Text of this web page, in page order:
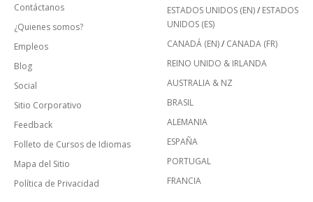
Contáctanos
¿Quienes somos?
Empleos
Blog
Social
Sitio Corporativo
Feedback
Folleto de Cursos de Idiomas
Mapa del Sitio
Política de Privacidad
ESTADOS UNIDOS (EN)/ ESTADOS
UNIDOS (ES)
CANADÁ (EN)/ CANADA (FR)
REINO UNIDO & IRLANDA
AUSTRALIA & NZ
BRASIL
ALEMANIA
ESPAÑA
PORTUGAL
FRANCIA